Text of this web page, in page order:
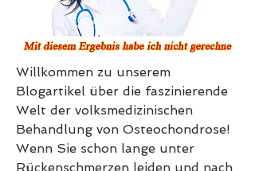
Willkommen zu unserem
Blogartikel über die faszinierende
Welt der volksmedizinischen
Behandlung von Osteochondrose!
Wenn Sie schon lange unter
Rückenschmerzen leiden und nach